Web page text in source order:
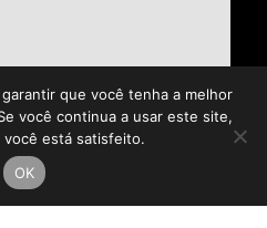
que você tenha a melhor
você continua a usar este site,
você está satisfeito.
OK